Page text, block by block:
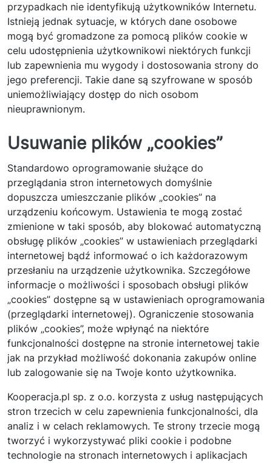
przypadkach nie identyfikują użytkowników Internetu.
Istnieją jednak sytuacje, w których dane osobowe
mogą być gromadzone za pomocą plików cookie w
celu udostępnienia użytkownikowi niektórych funkcji
lub zapewnienia mu wygody i dostosowania strony do
jego preferencji. Takie dane są szyfrowane w sposób
uniemożliwiający dostęp do nich osobom
nieuprawnionym.
Usuwanie plików „cookies”
Standardowo oprogramowanie służące do
przeglądania stron internetowych domyślnie
dopuszcza umieszczanie plików „cookies” na
urządzeniu końcowym. Ustawienia te mogą zostać
zmienione w taki sposób, aby blokować automatyczną
obsługę plików „cookies” w ustawieniach przeglądarki
internetowej bądź informować o ich każdorazowym
przesłaniu na urządzenie użytkownika. Szczegółowe
informacje o możliwości i sposobach obsługi plików
„cookies” dostępne są w ustawieniach oprogramowania
(przeglądarki internetowej). Ograniczenie stosowania
plików „cookies”, może wpłynąć na niektóre
funkcjonalności dostępne na stronie internetowej takie
jak na przykład możliwość dokonania zakupów online
lub zalogowanie się na Twoje konto użytkownika.
Kooperacja.pl sp. z o.o. korzysta z usług następujących
stron trzecich w celu zapewnienia funkcjonalności, dla
analiz i w celach reklamowych. Te strony trzecie mogą
tworzyć i wykorzystywać pliki cookie i podobne
technologie na stronach internetowych i aplikacjach